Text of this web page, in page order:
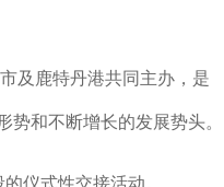
及鹿特丹港共同主办，是
和不断增长的发展势头。
仪式性交接活动。